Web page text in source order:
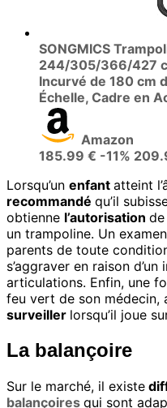
SONGMICS
244/305/366/427
Incurvé de 180 cm
Échelle, Cadre en
Amazon
185.99 € -11%
Lorsqu’un enfant atteint
recommandé qu’il
obtienne l’autorisation
un trampoline. Un
parents de toute
s’aggraver en raison
articulations. Enfin, une
feu vert de son médecin,
surveiller lorsqu’il joue
La balançoire
Sur le marché, il existe
balançoires qui sont